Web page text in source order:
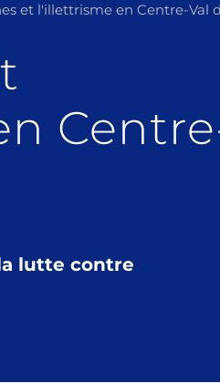
et l'illettrisme en Centre-Val
lutte contre